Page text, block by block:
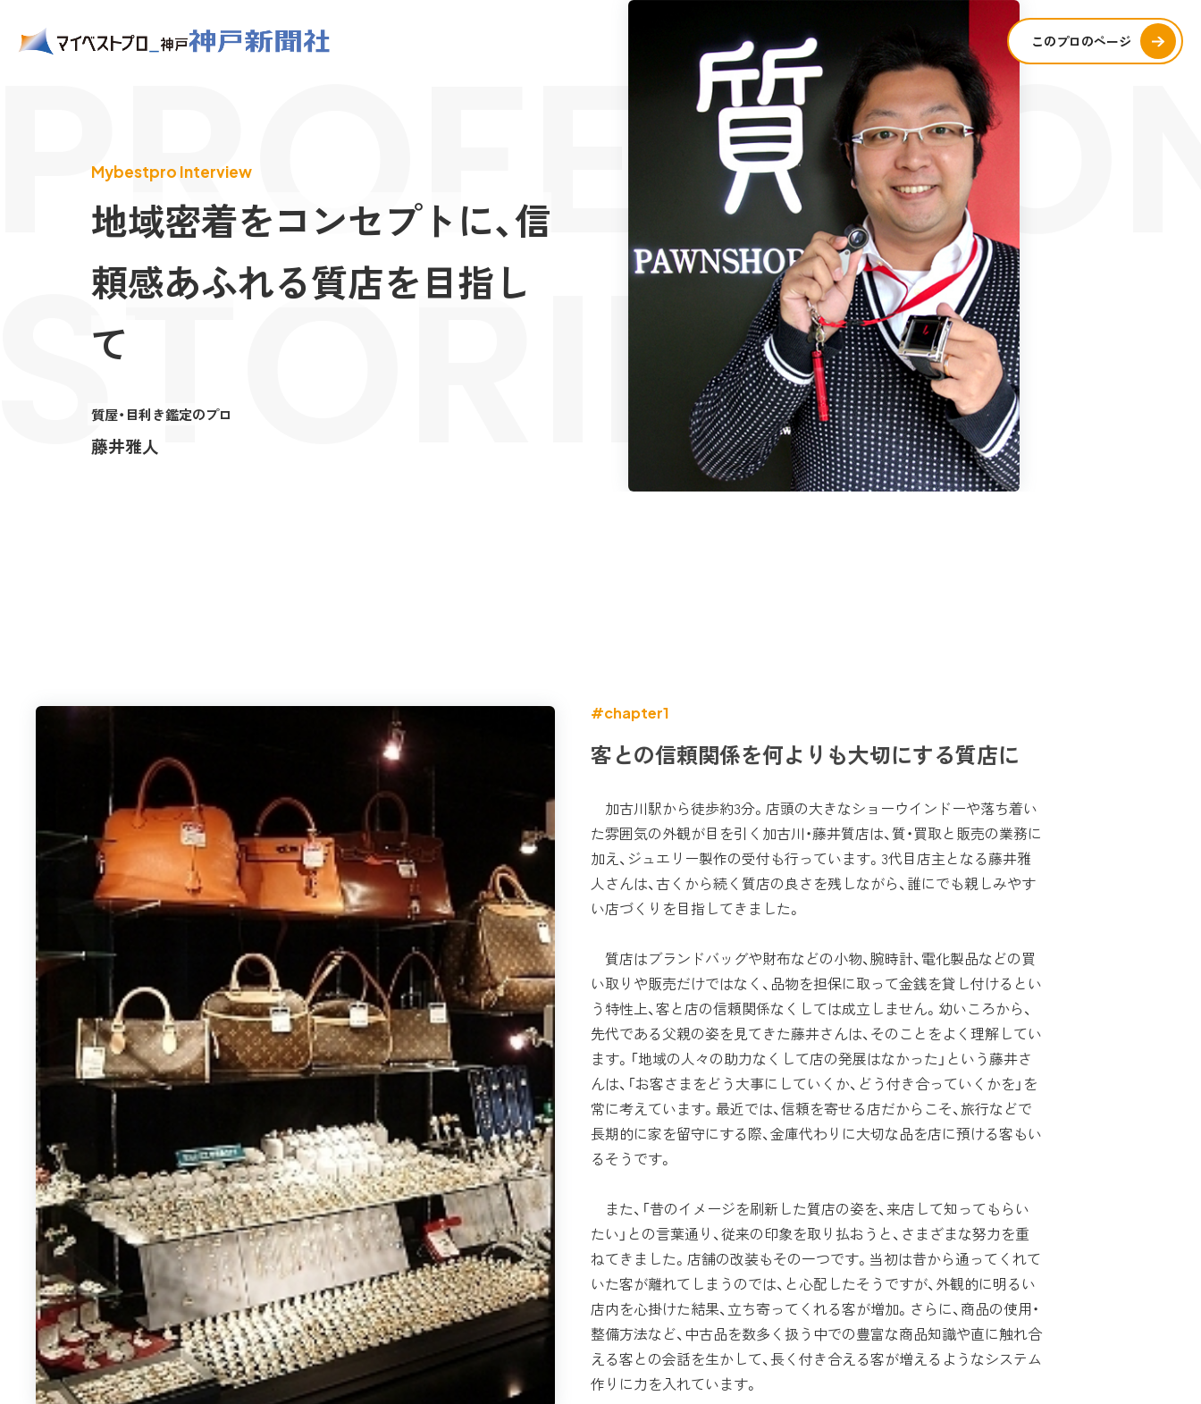
このプロのページ
Mybestpro Interview
地域密着をコンセプトに、信
頼感あふれる質店を目指し
て
質屋・目利き鑑定のプロ
藤井雅人
#chapter1
客との信頼関係を何よりも大切にする質店に
加古川駅から徒歩約3分。店頭の大きなショーウインドーや落ち着い
た雰囲気の外観が目を引く加古川・藤井質店は、質・買取と販売の業務に
加え、ジュエリー製作の受付も行っています。3代目店主となる藤井雅
人さんは、古くから続く質店の良さを残しながら、誰にでも親しみやす
い店づくりを目指してきました。
質店はブランドバッグや財布などの小物、腕時計、電化製品などの買
い取りや販売だけではなく、品物を担保に取って金銭を貸し付けるとい
う特性上、客と店の信頼関係なくしては成立しません。幼いころから、
先代である父親の姿を見てきた藤井さんは、そのことをよく理解してい
ます。「地域の人々の助力なくして店の発展はなかった」という藤井さ
んは、「お客さまをどう大事にしていくか、どう付き合っていくかを」を
常に考えています。最近では、信頼を寄せる店だからこそ、旅行などで
長期的に家を留守にする際、金庫代わりに大切な品を店に預ける客もい
るそうです。
また、「昔のイメージを刷新した質店の姿を、来店して知ってもらい
たい」との言葉通り、従来の印象を取り払おうと、さまざまな努力を重
ねてきました。店舗の改装もその一つです。当初は昔から通ってくれて
いた客が離れてしまうのでは、と心配したそうですが、外観的に明るい
店内を心掛けた結果、立ち寄ってくれる客が増加。さらに、商品の使用・
整備方法など、中古品を数多く扱う中での豊富な商品知識や直に触れ合
える客との会話を生かして、長く付き合える客が増えるようなシステム
作りに力を入れています。